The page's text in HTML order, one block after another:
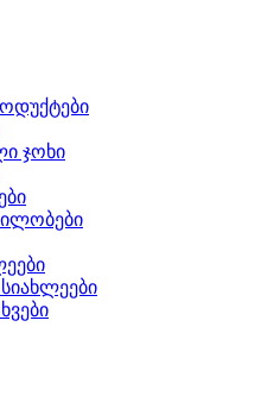
ჯოხი